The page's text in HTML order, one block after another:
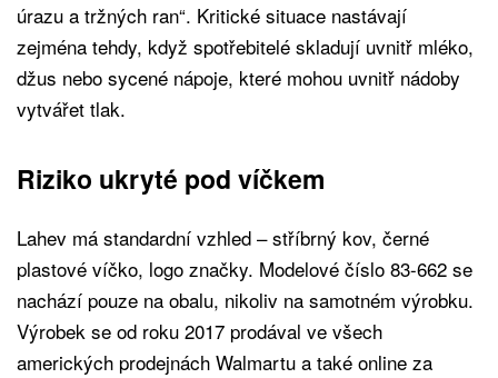
úrazu a tržných ran“. Kritické situace nastávají
zejména tehdy, když spotřebitelé skladují uvnitř mléko,
džus nebo sycené nápoje, které mohou uvnitř nádoby
vytvářet tlak.
Riziko ukryté pod víčkem
Lahev má standardní vzhled – stříbrný kov, černé
plastové víčko, logo značky. Modelové číslo 83-662 se
nachází pouze na obalu, nikoliv na samotném výrobku.
Výrobek se od roku 2017 prodával ve všech
amerických prodejnách Walmartu a také online za